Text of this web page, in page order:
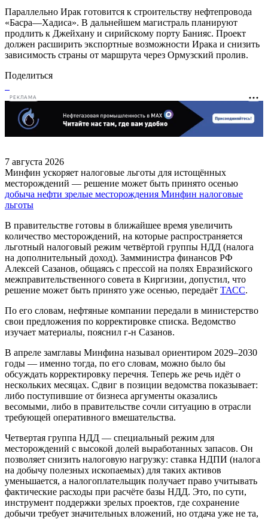
Параллельно Ирак готовится к строительству нефтепровода
«Басра—Хадиса». В дальнейшем магистраль планируют
продлить к Джейхану и сирийскому порту Банияс. Проект
должен расширить экспортные возможности Ирака и снизить
зависимость страны от маршрута через Ормузский пролив.
Поделиться
РЕКЛАМА
7 августа 2026
Минфин ускоряет налоговые льготы для истощённых
месторождений — решение может быть принято осенью
добыча нефти зрелые месторождения Минфин налоговые
льготы
В правительстве готовы в ближайшее время увеличить
количество месторождений, на которые распространяется
льготный налоговый режим четвёртой группы НДД (налога
на дополнительный доход). Замминистра финансов РФ
Алексей Сазанов, общаясь с прессой на полях Евразийского
межправительственного совета в Киргизии, допустил, что
решение может быть принято уже осенью, передаёт ТАСС.
По его словам, нефтяные компании передали в министерство
свои предложения по корректировке списка. Ведомство
изучает материалы, пояснил г-н Сазанов.
В апреле замглавы Минфина называл ориентиром 2029–2030
годы — именно тогда, по его словам, можно было бы
обсуждать корректировку перечня. Теперь же речь идёт о
нескольких месяцах. Сдвиг в позиции ведомства показывает:
либо поступившие от бизнеса аргументы оказались
весомыми, либо в правительстве сочли ситуацию в отрасли
требующей оперативного вмешательства.
Четвертая группа НДД — специальный режим для
месторождений с высокой долей выработанных запасов. Он
позволяет снизить налоговую нагрузку: ставка НДПИ (налога
на добычу полезных ископаемых) для таких активов
уменьшается, а налогоплательщик получает право учитывать
фактические расходы при расчёте базы НДД. Это, по сути,
инструмент поддержки зрелых проектов, где сохранение
добычи требует значительных вложений, но отдача уже не та,